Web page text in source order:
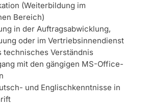
(Weiterbildung im
Bereich)
in der Auftragsabwicklung,
oder im Vertriebsinnendienst
technisches Verständnis
mit den gängigen MS-Office-
und Englischkenntnisse in